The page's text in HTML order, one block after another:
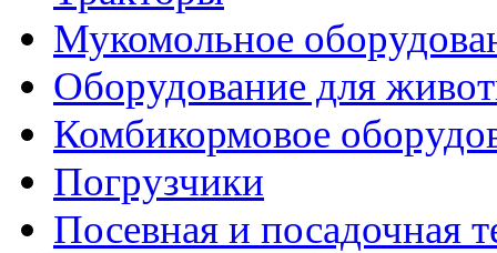
Мукомольное
Оборудование для
Комбикормовое
Погрузчики
Посевная и посадочная